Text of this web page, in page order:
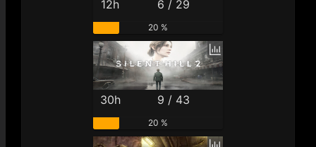
12h 6 / 29
20 %
30h 9 / 43
20 %